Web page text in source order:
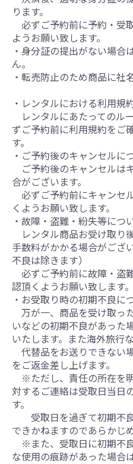
お買い物を続ける
ります。
必ずご予約前に予約・受
ようお願い致します。
・身分証の提出がない場合
ん。
・転売防止のため商品に社
・レンタルにおける利用規
レンタルにあたってのル
ずご予約前に利用規約をご
す。
・ご予約後のキャンセルに
ご予約後のキャンセルは
合がございます。
必ずご予約前にキャンセ
くようお願い致します。
・故障・盗難・紛失等につ
レンタル商品お受け取り
手数料がかかる場合がござ
不良は除きます）
必ずご予約前に故障・盗
認頂くようお願い致します。
・お受取り時の初期不良に
万が一、商品を受け取っ
いなどの初期不良があった
いたします。また海外旅行
代替品をお送りできない
をご返金差し上げます。
※ただし、責任の所在を
対するご連絡は受取日当日
す。
受取日を過ぎて初期不
できかねますのであらかじ
※また、受取日に初期不
な使用の痕跡があった場合
お買い物を続ける